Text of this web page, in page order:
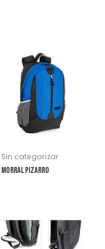
Sin categorizar
Morral Pizarro
producto
tiene
múltiples
variantes.
opciones
pueden
página
de
Este
producto